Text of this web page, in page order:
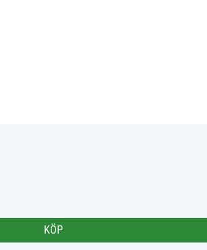
KÖP